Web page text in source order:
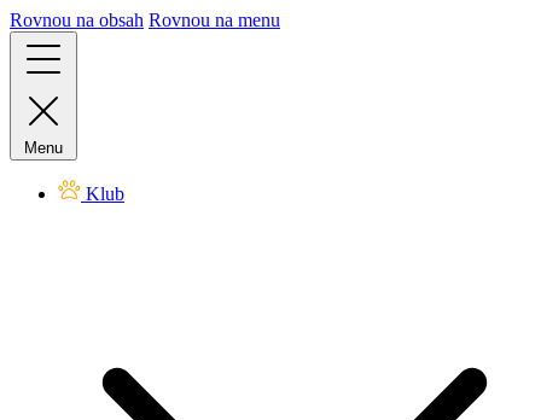
Rovnou na obsah Rovnou na menu
Menu
Klub